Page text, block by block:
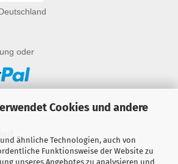
Cookies und andere
ähnliche Technologien, auch von
Funktionsweise der Website zu
unseres Angebotes zu analysieren und
oder